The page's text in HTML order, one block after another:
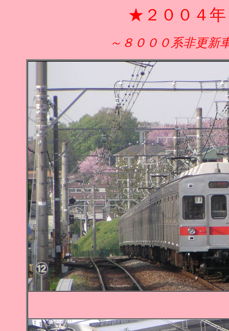
★２００４
～８０００系非更